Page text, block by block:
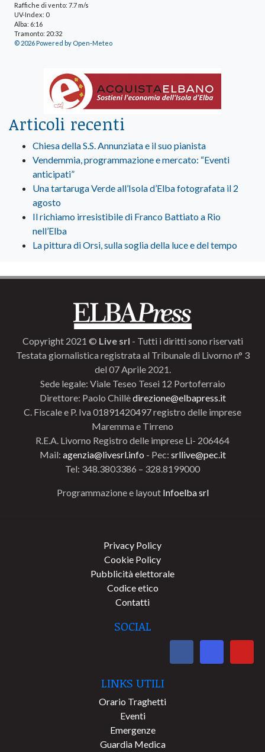
Raffiche di vento: 7.7 m/s
UV-Index: 0
Alba: 6:16
Tramonto: 20:32
© 2026 Powered by Open-Meteo
Articoli recenti
Chiesa della S.S. Annunziata e il suo pianista
Vendemmia, programmazione e mercato: “Eventi
anticipati”
Una tartaruga Verde all’Isola d’Elba fotografata il 2
agosto
Il richiamo irresistibile di Franco Battiato a Rio
nell’Elba
La pittura di Orsi, sulla soglia della luce e del tempo
Copyright 2021 © Live srl - Tutti i diritti sono riservati
Testata giornalistica registrata al Tribunale di Livorno n° 3
del 07 Aprile 2021.
Sede legale: Viale Teseo Tesei 12 Portoferraio
Direttore: Paolo Chillèdirezione@elbapress.it
C. Fiscale e P. Iva 01891420497 registro delle imprese
Maremma e Tirreno
R.E.A. Livorno Registro delle imprese Li- 206464
Mail: agenzia@livesrl.info - Pec: srllive@pec.it
Tel: 348.3803386 – 328.8199000
Programmazione e layout Infoelba srl
Privacy Policy
Cookie Policy
Pubblicità elettorale
Codice etico
Contatti
SOCIAL
LINKS UTILI
Orario Traghetti
Eventi
Emergenze
Guardia Medica